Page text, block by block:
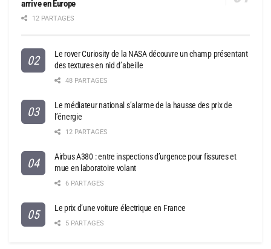
arrive en Europe
12 PARTAGES
Le rover Curiosity de la NASA découvre un champ présentant
des textures en nid d’abeille
48 PARTAGES
Le médiateur national s’alarme de la hausse des prix de
l’énergie
12 PARTAGES
Airbus A380 : entre inspections d’urgence pour fissures et
mue en laboratoire volant
6 PARTAGES
Le prix d’une voiture électrique en France
5 PARTAGES